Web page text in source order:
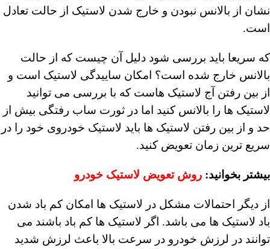
نشان از بالانس نبودن و خارج شدن لاستیک از حالت تعادل
است.
که سریعا باید بررسی شود دلیل آن چیست که از حالت
بالانس خارج شده است؟ امکان ساییدگی لاستیک است و
از بین رفتن آج لاستیک هاست که با بررسی می توانید
لاستیک ها را بالانس کنید اما در ثورت ساب رفتگی بیش از
حد و از بین رفتن لاستیک ها باید لاستیک خودروی خود را در
سریع ترین زمان تعویض کنید.
بیشتر بخوانید: روش تعویض لاستیک خودرو
از دیگر احتمالات مشکل در لاستیک ها امکان کم باد شدن
باد لاستیک ها می باشد. اگر لاستیک ها کم باد باشند می
توانند در لرزش خودرو در سرعت بالا باعث لرزش شدید